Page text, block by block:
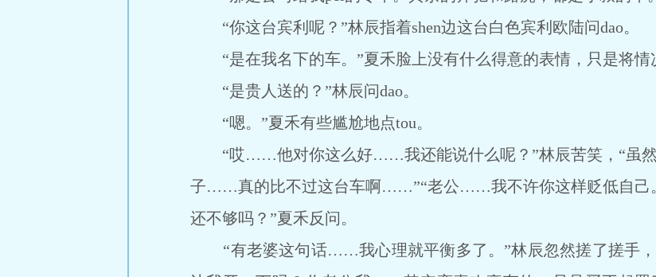
“你这台宾利呢？”林辰指着shen边这台白色宾利欧陆问dao。
“是在我名下的车。”夏禾脸上没有什么得意的表情，只是将情
“是贵人送的？”林辰问dao。
“嗯。”夏禾有些尴尬地点tou。
“哎……他对你这么好……我还能说什么呢？”林辰苦笑，“虽然
子……真的比不过这台车啊……”“老公……我不许你这样贬低自己
还不够吗？”夏禾反问。
“有老婆这句话……我心理就平衡多了。”林辰忽然搓了搓手，